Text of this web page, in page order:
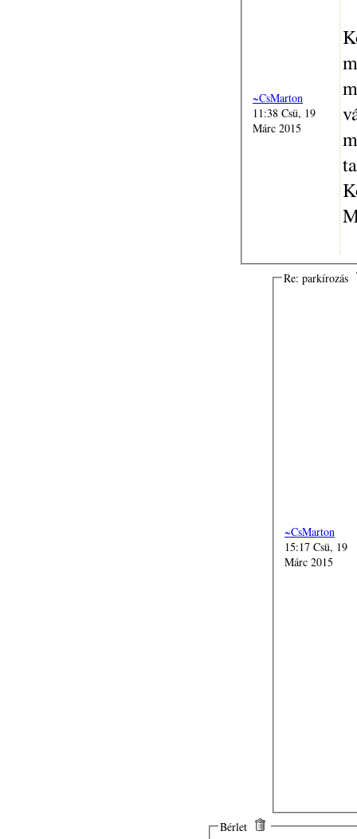
~CsMarton
11:38 Csü, 19
Márc 2015
Re: parkírozás
~CsMarton
15:17 Csü, 19
Márc 2015
Bérlet